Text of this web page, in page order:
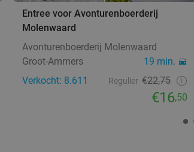
Entree voor Avonturenboerderij
Molenwaard
Avonturenboerderij Molenwaard
Groot-Ammers
19 min.
Verkocht: 8.611
Regulier €22,75
€16,50